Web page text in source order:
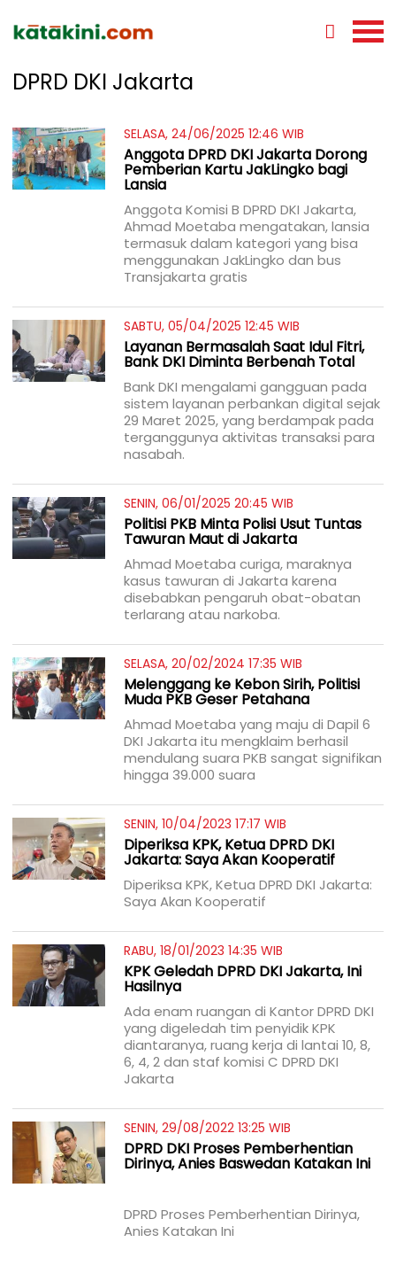
DPRD DKI Jakarta
SELASA, 24/06/2025 12:46 WIB
Anggota DPRD DKI Jakarta Dorong
Pemberian Kartu JakLingko bagi
Lansia
Anggota Komisi B DPRD DKI Jakarta,
Ahmad Moetaba mengatakan, lansia
termasuk dalam kategori yang bisa
menggunakan JakLingko dan bus
Transjakarta gratis
SABTU, 05/04/2025 12:45 WIB
Layanan Bermasalah Saat Idul Fitri,
Bank DKI Diminta Berbenah Total
Bank DKI mengalami gangguan pada
sistem layanan perbankan digital sejak
29 Maret 2025, yang berdampak pada
terganggunya aktivitas transaksi para
nasabah.
SENIN, 06/01/2025 20:45 WIB
Politisi PKB Minta Polisi Usut Tuntas
Tawuran Maut di Jakarta
Ahmad Moetaba curiga, maraknya
kasus tawuran di Jakarta karena
disebabkan pengaruh obat-obatan
terlarang atau narkoba.
SELASA, 20/02/2024 17:35 WIB
Melenggang ke Kebon Sirih, Politisi
Muda PKB Geser Petahana
Ahmad Moetaba yang maju di Dapil 6
DKI Jakarta itu mengklaim berhasil
mendulang suara PKB sangat signifikan
hingga 39.000 suara
SENIN, 10/04/2023 17:17 WIB
Diperiksa KPK, Ketua DPRD DKI
Jakarta: Saya Akan Kooperatif
Diperiksa KPK, Ketua DPRD DKI Jakarta:
Saya Akan Kooperatif
RABU, 18/01/2023 14:35 WIB
KPK Geledah DPRD DKI Jakarta, Ini
Hasilnya
Ada enam ruangan di Kantor DPRD DKI
yang digeledah tim penyidik KPK
diantaranya, ruang kerja di lantai 10, 8,
6, 4, 2 dan staf komisi C DPRD DKI
Jakarta
SENIN, 29/08/2022 13:25 WIB
DPRD DKI Proses Pemberhentian
Dirinya, Anies Baswedan Katakan Ini
DPRD Proses Pemberhentian Dirinya,
Anies Katakan Ini